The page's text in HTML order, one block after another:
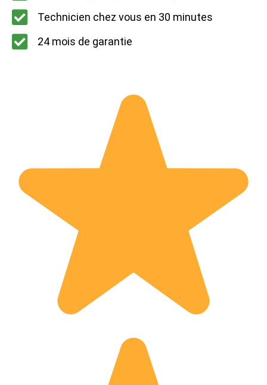
Technicien chez vous en 30 minutes
24 mois de garantie